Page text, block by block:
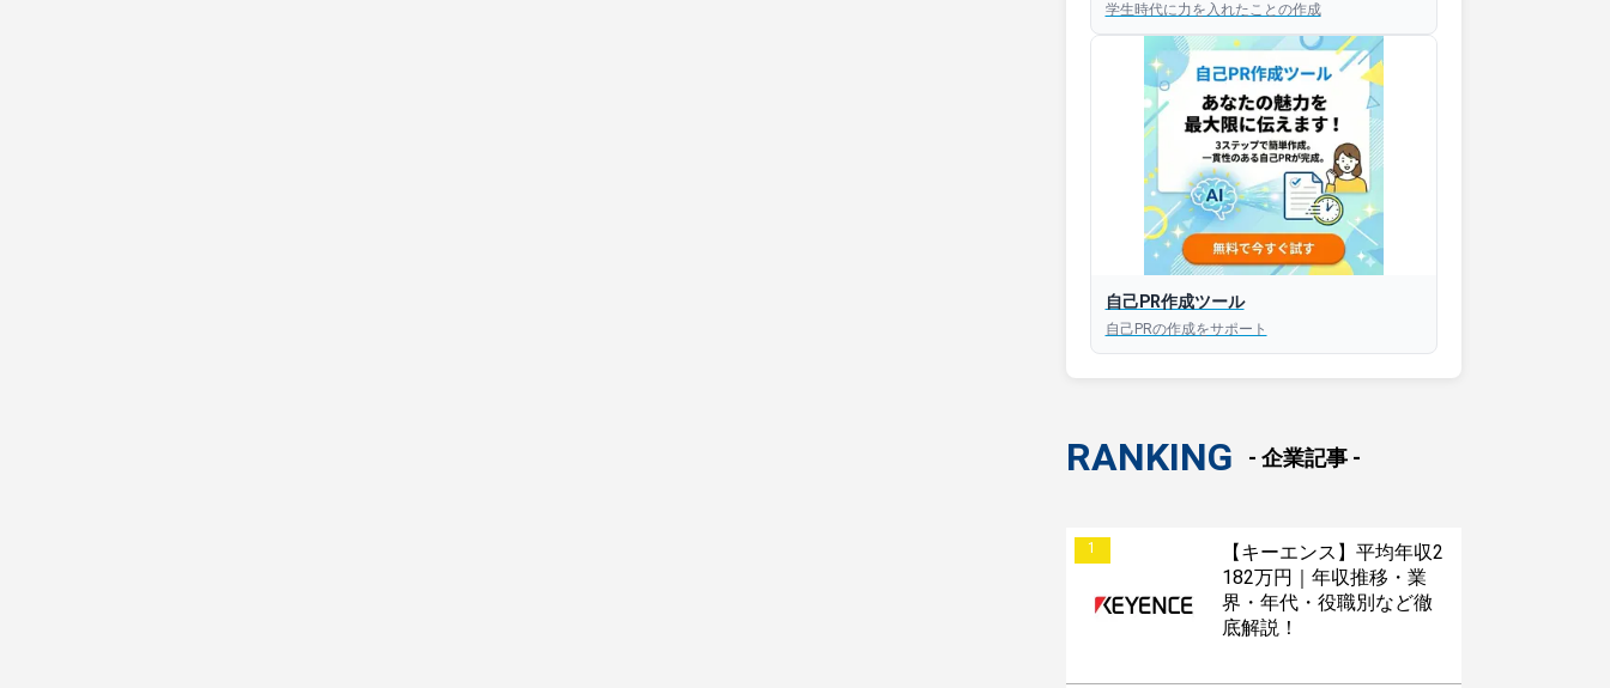
学生時代に力を入れたことの作成
自己PR作成ツール
自己PRの作成をサポート
RANKING - 企業記事 -
1
【キーエンス】平均年収2
182万円｜年収推移・業
界・年代・役職別など徹
底解説！